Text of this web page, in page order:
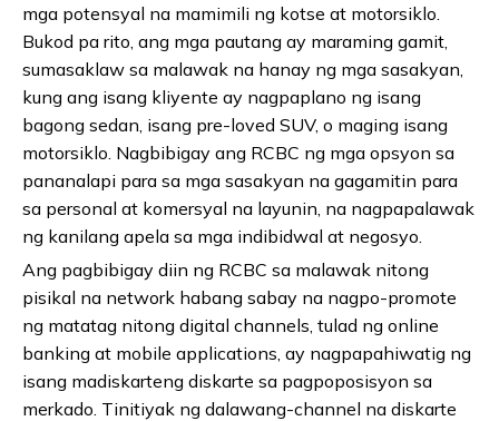
mga potensyal na mamimili ng kotse at motorsiklo.
Bukod pa rito, ang mga pautang ay maraming gamit,
sumasaklaw sa malawak na hanay ng mga sasakyan,
kung ang isang kliyente ay nagpaplano ng isang
bagong sedan, isang pre-loved SUV, o maging isang
motorsiklo. Nagbibigay ang RCBC ng mga opsyon sa
pananalapi para sa mga sasakyan na gagamitin para
sa personal at komersyal na layunin, na nagpapalawak
ng kanilang apela sa mga indibidwal at negosyo.
Ang pagbibigay diin ng RCBC sa malawak nitong
pisikal na network habang sabay na nagpo-promote
ng matatag nitong digital channels, tulad ng online
banking at mobile applications, ay nagpapahiwatig ng
isang madiskarteng diskarte sa pagpoposisyon sa
merkado. Tinitiyak ng dalawang-channel na diskarte